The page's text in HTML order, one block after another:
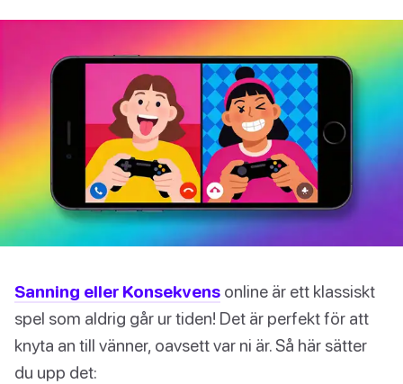
Sanning eller Konsekvens online är ett klassiskt
spel som aldrig går ur tiden! Det är perfekt för att
knyta an till vänner, oavsett var ni är. Så här sätter
du upp det: